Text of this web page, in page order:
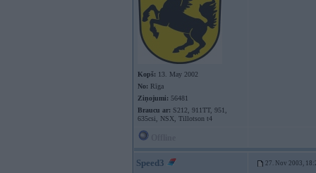
Kopš: 13. May 2002
No: Rīga
Ziņojumi: 56481
Braucu ar: S212, 911TT, 951,
635csi, NSX, Tillotson t4
Speed3 27. Nov 2003,